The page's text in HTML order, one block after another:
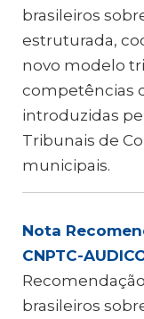
brasileiros
estruturada,
novo modelo
competências
introduzidas
Tribunais de
municipais.
Nota
CNPTC-
brasileiros